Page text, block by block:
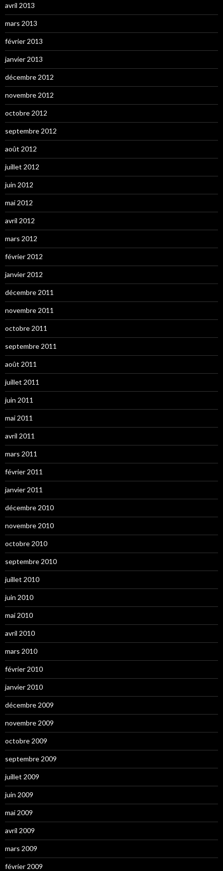
avril 2013
mars 2013
février 2013
janvier 2013
décembre 2012
novembre 2012
octobre 2012
septembre 2012
août 2012
juillet 2012
juin 2012
mai 2012
avril 2012
mars 2012
février 2012
janvier 2012
décembre 2011
novembre 2011
octobre 2011
septembre 2011
août 2011
juillet 2011
juin 2011
mai 2011
avril 2011
mars 2011
février 2011
janvier 2011
décembre 2010
novembre 2010
octobre 2010
septembre 2010
juillet 2010
juin 2010
mai 2010
avril 2010
mars 2010
février 2010
janvier 2010
décembre 2009
novembre 2009
octobre 2009
septembre 2009
juillet 2009
juin 2009
mai 2009
avril 2009
mars 2009
février 2009